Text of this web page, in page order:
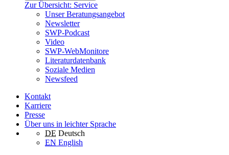
Zur Übersicht: Service
Unser Beratungsangebot
Newsletter
SWP-Podcast
Video
SWP-WebMonitore
Literaturdatenbank
Soziale Medien
Newsfeed
Kontakt
Karriere
Presse
Über uns in leichter Sprache
DE Deutsch
EN English